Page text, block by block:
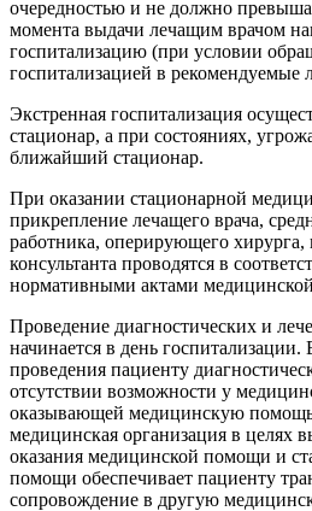
очередностью и не должно
момента выдачи лечащим врачом
госпитализацию (при условии
госпитализацией в рекомендуемые
Экстренная госпитализация
стационар, а при состояниях,
ближайший стационар.
При оказании стационарной
прикрепление лечащего врача,
работника, оперирующего хирурга,
консультанта проводятся в
нормативными актами
Проведение диагностических и
начинается в день госпитализации.
проведения пациенту
отсутствии возможности у
оказывающей медицинскую помощь
медицинская организация в целях
оказания медицинской помощи и
помощи обеспечивает пациенту
сопровождение в другую